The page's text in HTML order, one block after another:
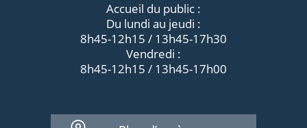
Accueil du public :
Du lundi au jeudi :
8h45-12h15 / 13h45-17h30
Vendredi :
8h45-12h15 / 13h45-17h00